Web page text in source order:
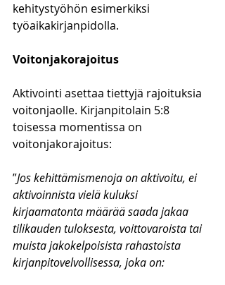
kehitystyöhön esimerkiksi
työaikakirjanpidolla.
Voitonjakorajoitus
Aktivointi asettaa tiettyjä rajoituksia
voitonjaolle. Kirjanpitolain 5:8
toisessa momentissa on
voitonjakorajoitus:
”Jos kehittämismenoja on aktivoitu, ei
aktivoinnista vielä kuluksi
kirjaamatonta määrää saada jakaa
tilikauden tuloksesta, voittovaroista tai
muista jakokelpoisista rahastoista
kirjanpitovelvollisessa, joka on: